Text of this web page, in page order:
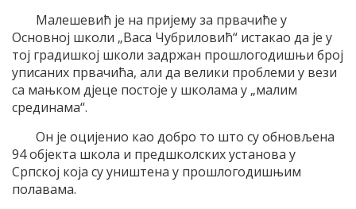
Малешевић је на пријему за првачиће у
Основној школи „Васа Чубриловић“ истакао да је у
тој градишкој школи задржан прошлогодишњи број
уписаних првачића, али да велики проблеми у вези
са мањком дјеце постоје у школама у „малим
срединама“.
Он је оцијенио као добро то што су обновљена
94 објекта школа и предшколских установа у
Српској која су уништена у прошлогодишњим
полавама.